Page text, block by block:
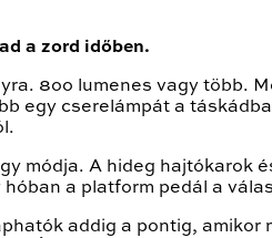
a zord időben.
8oo lumenes vagy több.
egy cserelámpát a
módja. A hideg hajtókarok
a platform pedál a
addig a pontig, amikor